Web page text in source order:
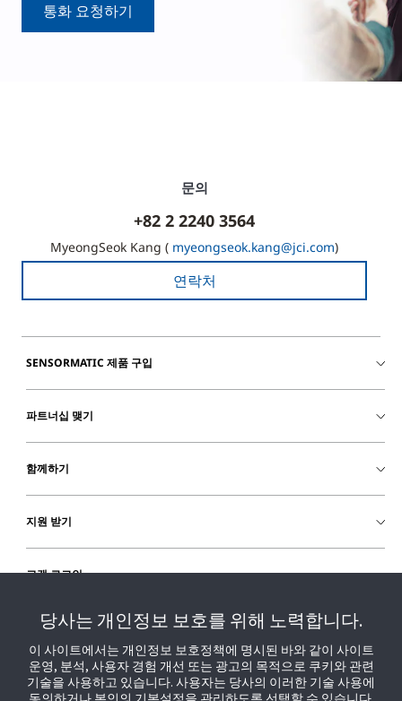
통화 요청하기
문의
+82 2 2240 3564
MyeongSeok Kang ( myeongseok.kang@jci.com)
연락처
SENSORMATIC 제품 구입
파트너십 맺기
함께하기
지원 받기
고객 로그인
당사는 개인정보 보호를 위해 노력합니다.
이 사이트에서는 개인정보 보호정책에 명시된 바와 같이 사이트
운영, 분석, 사용자 경험 개선 또는 광고의 목적으로 쿠키와 관련
기술을 사용하고 있습니다. 사용자는 당사의 이러한 기술 사용에